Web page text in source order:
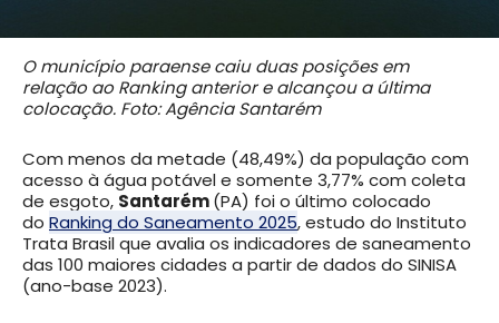
O município paraense caiu duas posições em
relação ao Ranking anterior e alcançou a última
colocação. Foto: Agência Santarém
Com menos da metade (48,49%) da população com
acesso à água potável e somente 3,77% com coleta
de esgoto, Santarém(PA) foi o último colocado
do Ranking do Saneamento 2025, estudo do Instituto
Trata Brasil que avalia os indicadores de saneamento
das 100 maiores cidades a partir de dados do SINISA
(ano-base 2023).